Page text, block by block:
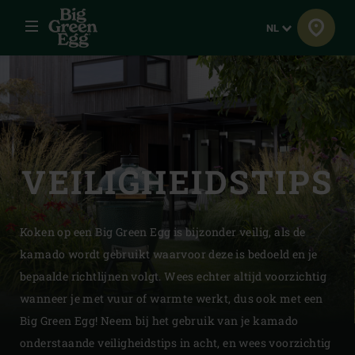
Menu Taal
NL
VEILIGHEIDSTIPS
Koken op een Big Green Egg is bijzonder veilig, als de
kamado wordt gebruikt waarvoor deze is bedoeld en je
bepaalde richtlijnen volgt. Wees echter altijd voorzichtig
wanneer je met vuur of warmte werkt, dus ook met een
Big Green Egg! Neem bij het gebruik van je kamado
onderstaande veiligheidstips in acht, en wees voorzichtig